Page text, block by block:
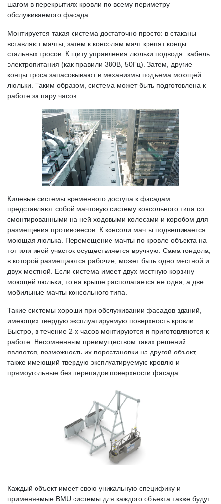
шагом в перекрытиях кровли по всему периметру
обслуживаемого фасада.
Монтируется такая система достаточно просто: в стаканы
вставляют мачты, затем к консолям мачт крепят концы
стальных тросов. К щиту управления люльки подводят кабель
электропитания (как правили 380В, 50Гц). Затем, другие
концы троса запасовывают в механизмы подъема моющей
люльки. Таким образом, система может быть подготовлена к
работе за пару часов.
Килевые системы временного доступа к фасадам
представляют собой мачтовую систему консольного типа со
смонтированными на ней ходовыми колесами и коробом для
размещения противовесов. К консоли мачты подвешивается
моющая люлька. Перемещение мачты по кровле объекта на
тот или иной участок осуществляется вручную. Сама гондола,
в которой размещаются рабочие, может быть одно местной и
двух местной. Если система имеет двух местную корзину
моющей люльки, то на крыше располагается не одна, а две
мобильные мачты консольного типа.
Такие системы хороши при обслуживании фасадов зданий,
имеющих твердую эксплуатируемую поверхность кровли.
Быстро, в течение 2-х часов монтируются и приготовляются к
работе. Несомненным преимуществом таких решений
является, возможность их перестановки на другой объект,
также имеющий твердую эксплуатируемую кровлю и
прямоугольные без перепадов поверхности фасада.
Каждый объект имеет свою уникальную специфику и
применяемые BMU системы для каждого объекта также будут